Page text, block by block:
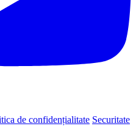
de confidențialitate Securitate